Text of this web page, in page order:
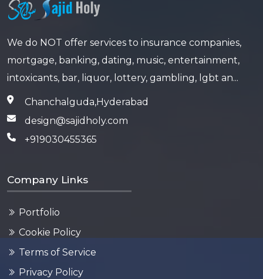
We do NOT offer services to insurance companies,
mortgage, banking, dating, music, entertainment,
intoxicants, bar, liquor, lottery, gambling, lgbt an...
Chanchalguda,Hyderabad
design@sajidholy.com
+919030455365
Company Links
Portfolio
Cookie Policy
Terms of Service
Privacy Policy